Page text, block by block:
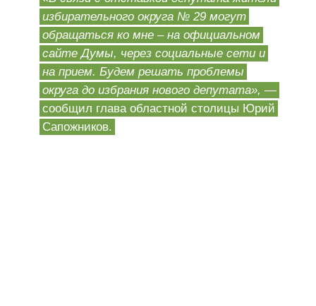
избирательного округа № 29 могут
обращаться ко мне – на официальном
сайте Думы, через социальные сети и
на прием. Будем решать проблемы
округа до избрания нового депутата», —
сообщил глава областной столицы Юрий
Сапожников.